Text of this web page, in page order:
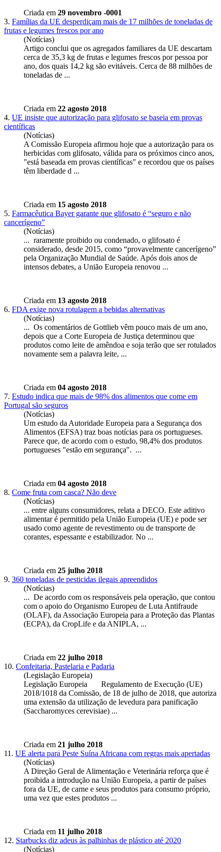
Criada em 29 novembro -0001
3. Famílias da UE desperdiçam mais de 17 milhões de toneladas de
frutas e legumes frescos por ano
(Notícias)
Artigo conclui que os agregados familiares da UE descartam
cerca de 35,3 kg de frutas e legumes frescos por pessoa por
ano, dos quais 14,2 kg são evitáveis. Cerca de 88 milhões de
toneladas de ...
Criada em 22 agosto 2018
4. UE insiste que autorização para glifosato se baseia em provas
científicas
(Notícias)
A Comissão Europeia afirmou hoje que a autorização para os
herbicidas com glifosato, válida para os próximos cinco anos,
"está baseada em provas científicas" e recordou que os países
têm liberdade d ...
Criada em 15 agosto 2018
5. Farmacêutica Bayer garante que glifosato é “seguro e não
cancerígeno”
(Notícias)
... raramente proibido ou condenado, o glifosato é
considerado, desde 2015, como “provavelmente cancerígeno”
pela Organização Mundial de Saúde. Após dois anos de
intensos debates, a União Europeia renovou ...
Criada em 13 agosto 2018
6. FDA exige nova rotulagem a bebidas alternativas
(Notícias)
... Os comentários de Gottlieb vêm pouco mais de um ano,
depois que a Corte Europeia de Justiça determinou que
produtos como leite de amêndoa e soja terão que ser rotulados
novamente sem a palavra leite, ...
Criada em 04 agosto 2018
7. Estudo indica que mais de 98% dos alimentos que come em
Portugal são seguros
(Notícias)
Um estudo da Autoridade Europeia para a Segurança dos
Alimentos (EFSA) traz boas notícias para os portugueses.
Parece que, de acordo com o estudo, 98,4% dos produtos
portugueses "estão em segurança". ...
Criada em 04 agosto 2018
8. Come fruta com casca? Não deve
(Notícias)
... entre alguns consumidores, relata a DECO. Este aditivo
alimentar é permitido pela União Europeia (UE) e pode ser
usado como agente de revestimento ou de transporte de
corantes, espessante e estabilizador. No ...
Criada em 25 julho 2018
9. 360 toneladas de pesticidas ilegais apreendidos
(Notícias)
... De acordo com os responsáveis pela operação, que contou
com o apoio do Organismo Europeu de Luta Antifraude
(OLAF), da Associação Europeia para a Proteção das Plantas
(ECPA), da CropLife e da ANIPLA, ...
Criada em 22 julho 2018
10. Confeitaria, Pastelaria e Padaria
(Legislação Europeia)
Legislação Europeia Regulamento de Execução (UE)
2018/1018 da Comissão, de 18 de julho de 2018, que autoriza
uma extensão da utilização de levedura para panificação
(Saccharomyces cerevisiae) ...
Criada em 21 julho 2018
11. UE alerta para Peste Suína Africana com regras mais apertadas
(Notícias)
A Direção Geral de Alimentação e Veterinária reforça que é
proibida a introdução na União Europeia, a partir de países
fora da UE, de carne e seus produtos para consumo próprio,
uma vez que estes produtos ...
Criada em 11 julho 2018
12. Starbucks diz adeus às palhinhas de plástico até 2020
(Notícias)